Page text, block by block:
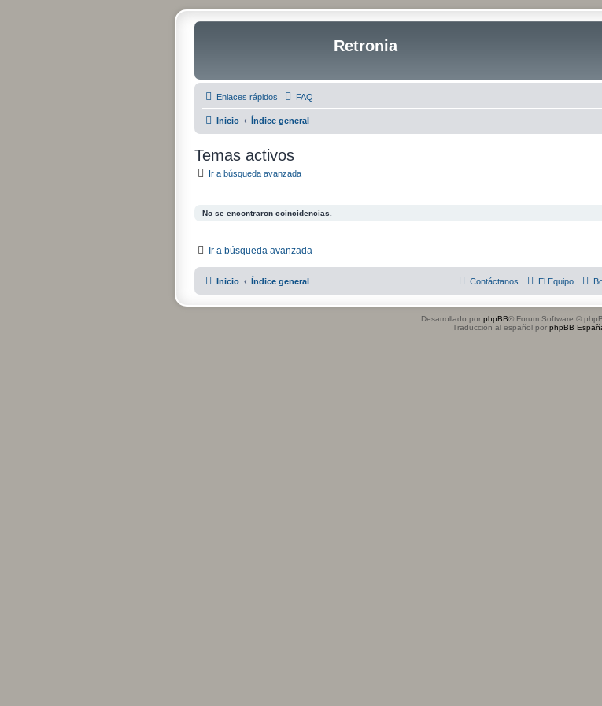
Retronia
Enlaces rápidos FAQ
Inicio Índice general
Temas activos
Ir a búsqueda avanzada
No se encontraron coincidencias.
Ir a búsqueda avanzada
Inicio Índice general El Equipo
Contáctanos
Desarrollado por phpBB® Forum Software ©
Traducción al español por phpBB